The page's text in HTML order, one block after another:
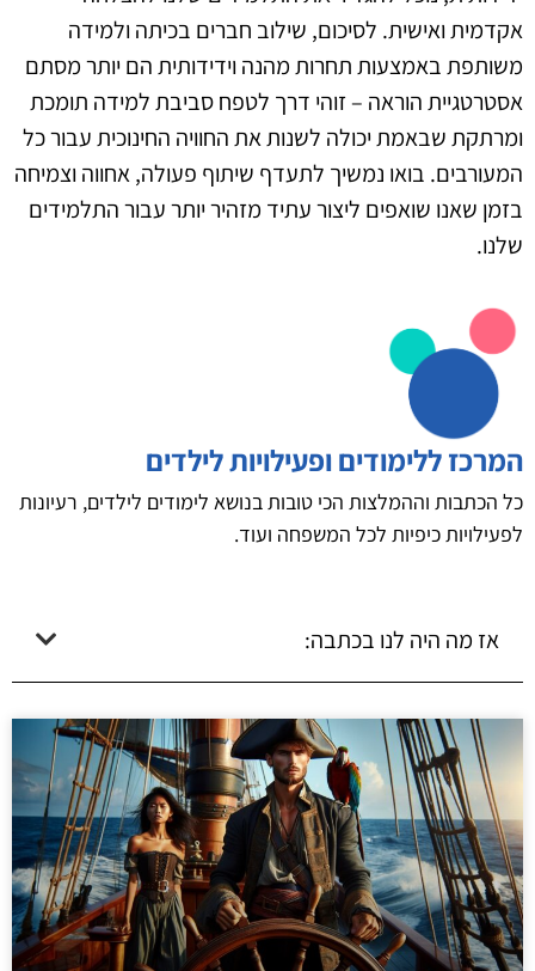
אקדמית ואישית. לסיכום, שילוב חברים בכיתה ולמידה
משותפת באמצעות תחרות מהנה וידידותית הם יותר מסתם
אסטרטגיית הוראה – זוהי דרך לטפח סביבת למידה תומכת
ומרתקת שבאמת יכולה לשנות את החוויה החינוכית עבור כל
המעורבים. בואו נמשיך לתעדף שיתוף פעולה, אחווה וצמיחה
בזמן שאנו שואפים ליצור עתיד מזהיר יותר עבור התלמידים
שלנו.
המרכז ללימודים ופעילויות לילדים
כל הכתבות וההמלצות הכי טובות בנושא לימודים לילדים, רעיונות
לפעילויות כיפיות לכל המשפחה ועוד.
אז מה היה לנו בכתבה: